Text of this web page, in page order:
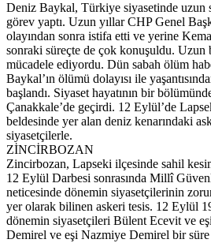
Deniz Baykal, Türkiye siyasetinde uzun
görev yaptı. Uzun yıllar CHP Genel
olayından sonra istifa etti ve yerine
sonraki süreçte de çok konuşuldu. Uzun
mücadele ediyordu. Dün sabah ölüm
Baykal’ın ölümü dolayısı ile
başlandı. Siyaset hayatının bir
Çanakkale’de geçirdi. 12 Eylül’de
beldesinde yer alan deniz kenarındaki
siyasetçilerle.
ZİNCİRBOZAN
Zincirbozan, Lapseki ilçesinde sahil
12 Eylül Darbesi sonrasında Millî
neticesinde dönemin siyasetçilerinin
yer olarak bilinen askeri tesis. 12 Eylül
dönemin siyasetçileri Bülent Ecevit ve
Demirel ve eşi Nazmiye Demirel bir